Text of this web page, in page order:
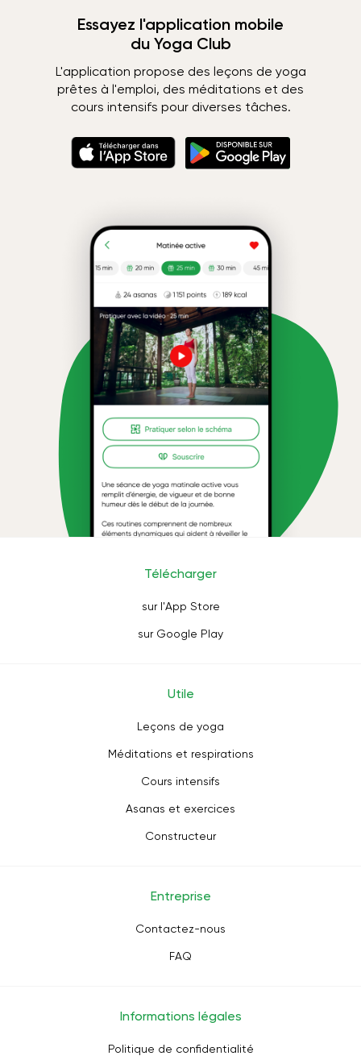
Essayez l'application mobile
du Yoga Club
L'application propose des leçons de yoga
prêtes à l'emploi, des méditations et des
cours intensifs pour diverses tâches.
Télécharger
sur l'App Store
sur Google Play
Utile
Leçons de yoga
Méditations et respirations
Cours intensifs
Asanas et exercices
Constructeur
Entreprise
Contactez-nous
FAQ
Informations légales
Politique de confidentialité